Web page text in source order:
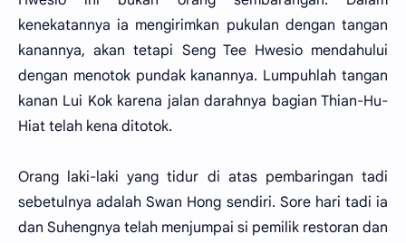
kenekatannya ia mengirimkan pukulan dengan tangan
kanannya, akan tetapi Seng Tee Hwesio mendahului
dengan menotok pundak kanannya. Lumpuhlah tangan
kanan Lui Kok karena jalan darahnya bagian Thian-Hu-
Hiat telah kena ditotok.
Orang laki-laki yang tidur di atas pembaringan tadi
sebetulnya adalah Swan Hong sendiri. Sore hari tadi ia
dan Suhengnya telah menjumpai si pemilik restoran dan